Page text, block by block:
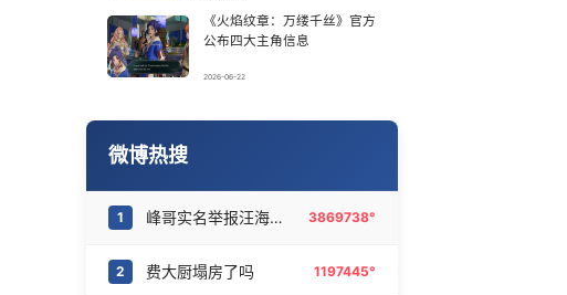
15 峰哥 汪海林 6566458°
16
《火焰纹章：万缕千丝》官方
公布四大主角信息
2026-06-22
微博热搜
1 峰哥实名举报汪海林偷税漏税 3869738°
2 费大厨塌房了吗 1197445°